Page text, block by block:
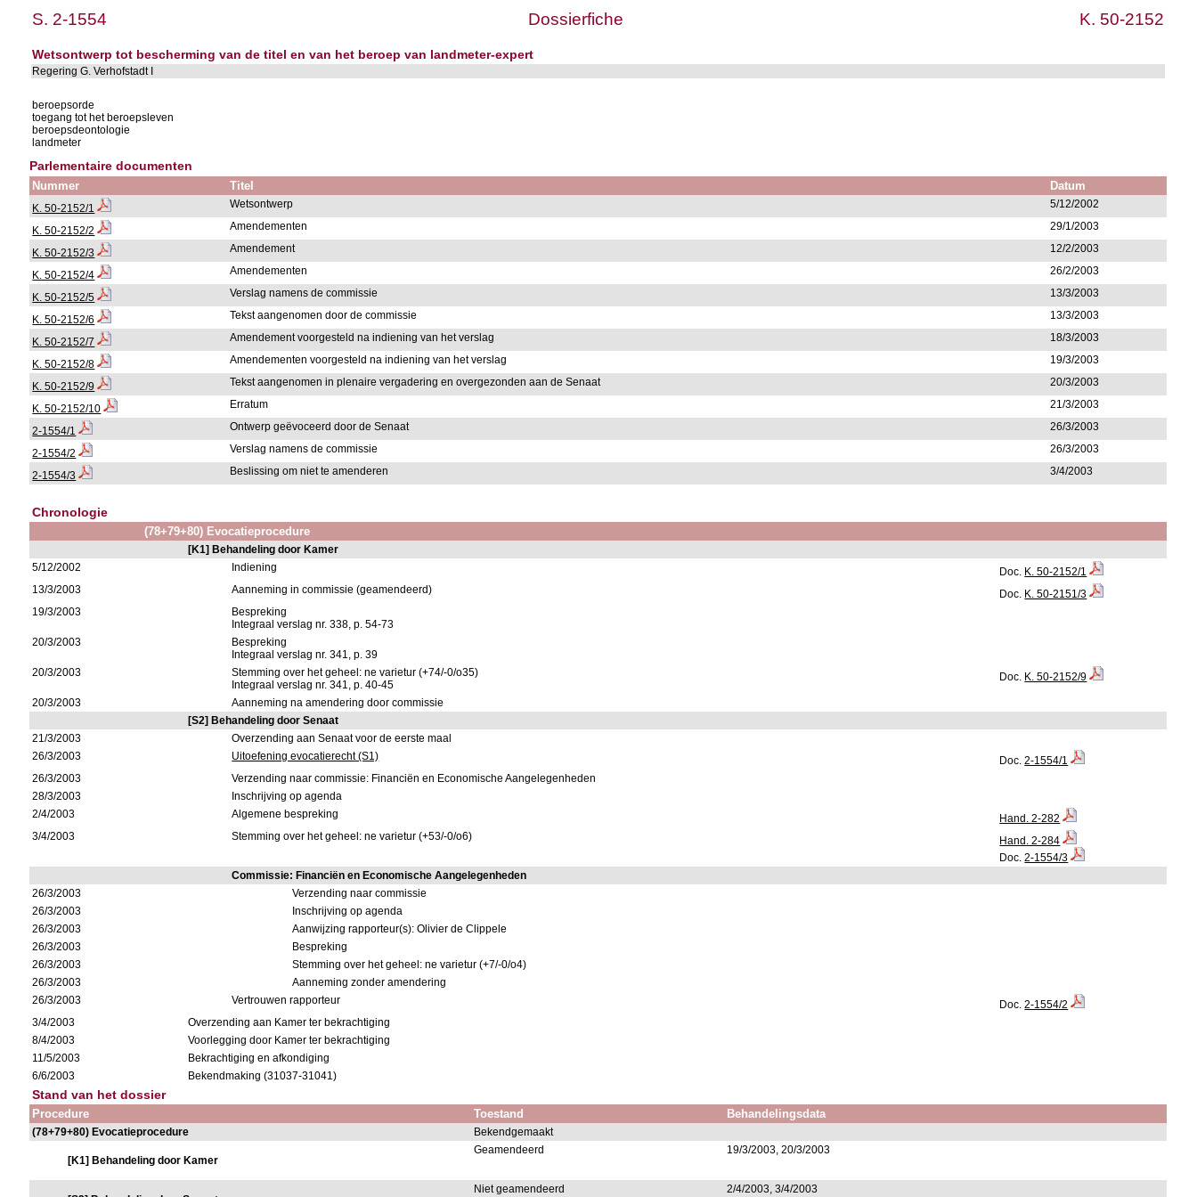
S. 2-1554 Dossierfiche K. 50-2152
Wetsontwerp tot bescherming van de titel en van het beroep van landmeter-expert
Regering G. Verhofstadt I
beroepsorde
toegang tot het beroepsleven
beroepsdeontologie
landmeter
Parlementaire documenten
Nummer Titel Datum
K. 50-2152/1 Wetsontwerp 5/12/2002
K. 50-2152/2 Amendementen 29/1/2003
K. 50-2152/3 Amendement 12/2/2003
K. 50-2152/4 Amendementen 26/2/2003
K. 50-2152/5 Verslag namens de commissie 13/3/2003
K. 50-2152/6 Tekst aangenomen door de commissie 13/3/2003
K. 50-2152/7 Amendement voorgesteld na indiening van het verslag 18/3/2003
K. 50-2152/8 Amendementen voorgesteld na indiening van het verslag 19/3/2003
K. 50-2152/9 Tekst aangenomen in plenaire vergadering en overgezonden aan de Senaat 20/3/2003
K. 50-2152/10 Erratum 21/3/2003
2-1554/1 Ontwerp geëvoceerd door de Senaat 26/3/2003
2-1554/2 Verslag namens de commissie 26/3/2003
2-1554/3 Beslissing om niet te amenderen 3/4/2003
Chronologie
(78+79+80) Evocatieprocedure
[K1] Behandeling door Kamer
5/12/2002
Indiening Doc. K. 50-2152/1
13/3/2003
Aanneming in commissie (geamendeerd) Doc. K. 50-2151/3
19/3/2003
Bespreking
Integraal verslag nr. 338, p. 54-73
20/3/2003
Bespreking
Integraal verslag nr. 341, p. 39
20/3/2003
Stemming over het geheel: ne varietur (+74/-0/o35)
Integraal verslag nr. 341, p. 40-45
Doc. K. 50-2152/9
20/3/2003
Aanneming na amendering door commissie
[S2] Behandeling door Senaat
21/3/2003
Overzending aan Senaat voor de eerste maal
26/3/2003
Uitoefening evocatierecht (S1) Doc.2-1554/1
26/3/2003
Verzending naar commissie: Financiën en Economische Aangelegenheden
28/3/2003
Inschrijving op agenda
2/4/2003
Algemene bespreking
Hand. 2-282
3/4/2003
Stemming over het geheel: ne varietur (+53/-0/o6)
Hand. 2-284
Doc.2-1554/3
Commissie: Financiën en Economische Aangelegenheden
26/3/2003
Verzending naar commissie
26/3/2003
Inschrijving op agenda
26/3/2003
Aanwijzing rapporteur(s): Olivier de Clippele
26/3/2003
Bespreking
26/3/2003
Stemming over het geheel: ne varietur (+7/-0/o4)
26/3/2003
Aanneming zonder amendering
26/3/2003
Vertrouwen rapporteur Doc.2-1554/2
3/4/2003
Overzending aan Kamer ter bekrachtiging
8/4/2003
Voorlegging door Kamer ter bekrachtiging
11/5/2003
Bekrachtiging en afkondiging
6/6/2003
Bekendmaking (31037-31041)
Stand van het dossier
Procedure Toestand Behandelingsdata
(78+79+80) Evocatieprocedure Bekendgemaakt
[K1] Behandeling door Kamer
Geamendeerd 19/3/2003, 20/3/2003
Niet geamendeerd 2/4/2003, 3/4/2003